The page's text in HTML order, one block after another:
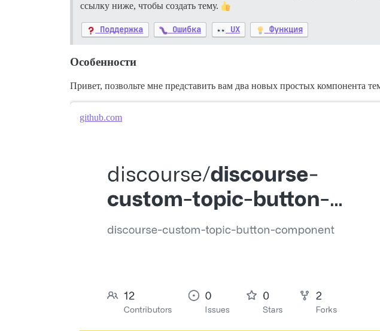
ссылку ниже, чтобы создать тему.
Поддержка Ошибка UX Функция
Особенности
Привет, позвольте мне представить вам два новых простых компонента
github.com